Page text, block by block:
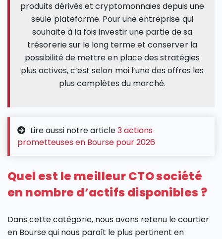
produits dérivés et cryptomonnaies depuis une
seule plateforme. Pour une entreprise qui
souhaite à la fois investir une partie de sa
trésorerie sur le long terme et conserver la
possibilité de mettre en place des stratégies
plus actives, c’est selon moi l’une des offres les
plus complètes du marché.
Lire aussi notre article3 actions
prometteuses en Bourse pour 2026
Quel est le meilleur CTO société
en nombre d’actifs disponibles ?
Dans cette catégorie, nous avons retenu le courtier
en Bourse qui nous paraît le plus pertinent en